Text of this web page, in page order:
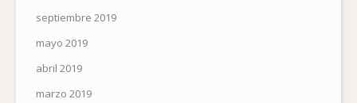
septiembre 2019
mayo 2019
abril 2019
marzo 2019